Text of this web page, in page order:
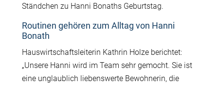
Ständchen zu Hanni Bonaths Geburtstag.
Routinen gehören zum Alltag von Hanni
Bonath
Hauswirtschaftsleiterin Kathrin Holze berichtet:
„Unsere Hanni wird im Team sehr gemocht. Sie ist
eine unglaublich liebenswerte Bewohnerin, die